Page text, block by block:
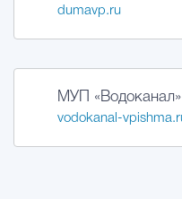
dumavp.ru
МУП «Водоканал»
vodokanal-